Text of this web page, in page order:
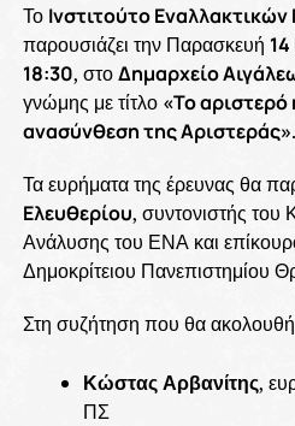
Το Ινστιτούτο
παρουσιάζει την Παρασκευή
18:30, στοΔημαρχείο
γνώμης με τίτλο «Το αριστερό
ανασύνθεση της Αριστεράς».
Τα ευρήματα της έρευνας θα
Ελευθερίου, συντονιστής του
Ανάλυσης του ΕΝΑ και
Δημοκρίτειου Πανεπιστημίου
Στη συζήτηση που θα
Κώστας Αρβανίτης,
ΠΣ